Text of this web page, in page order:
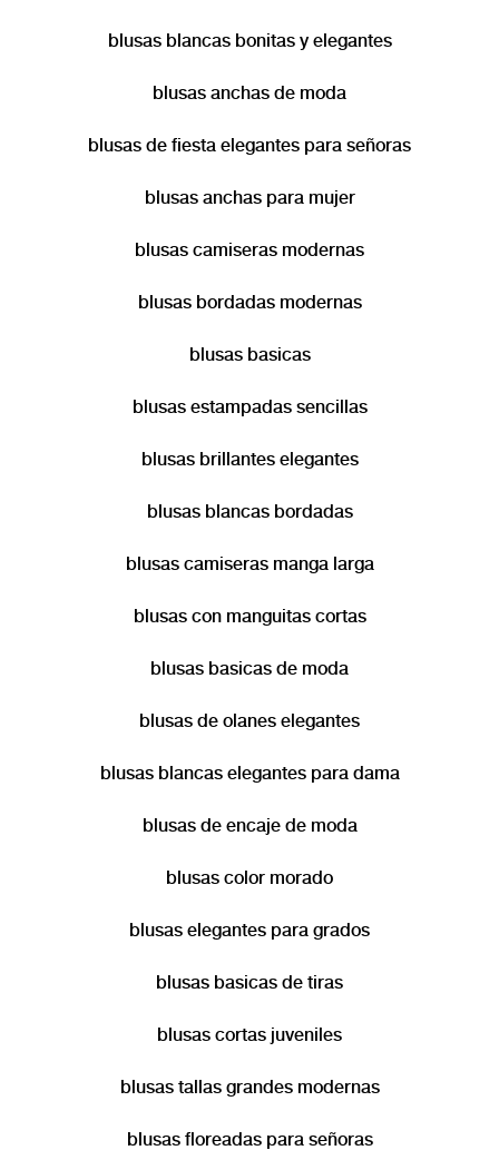
mujer a expresar lo mejor de sí misma en cada ocasión.
blusas blancas bonitas y elegantes
blusas anchas de moda
blusas de fiesta elegantes para señoras
blusas anchas para mujer
blusas camiseras modernas
blusas bordadas modernas
blusas basicas
blusas estampadas sencillas
blusas brillantes elegantes
blusas blancas bordadas
blusas camiseras manga larga
blusas con manguitas cortas
blusas basicas de moda
blusas de olanes elegantes
blusas blancas elegantes para dama
blusas de encaje de moda
blusas color morado
blusas elegantes para grados
blusas basicas de tiras
blusas cortas juveniles
blusas tallas grandes modernas
blusas floreadas para señoras